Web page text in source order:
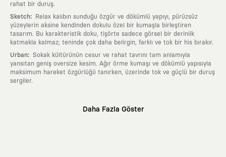
rahat bir duruş.
Sketch:
Relax kalıbın sunduğu özgür ve dökümlü yapıyı, pürüzsüz
yüzeylerin aksine kendinden dokulu özel bir kumaşla birleştiren
tasarım. Bu karakteristik doku, tişörte sadece görsel bir derinlik
katmakla kalmaz; teninde çok daha belirgin, farklı ve tok bir his bırakır.
Urban: Sokak kültürünün cesur ve rahat tavrını tam anlamıyla
yansıtan geniş oversize kesim. Ağır örme kumaşı ve dökümlü yapısıyla
maksimum hareket özgürlüğü tanırken, üzerinde tok ve güçlü bir duruş
sergiler.
Daha Fazla Göster